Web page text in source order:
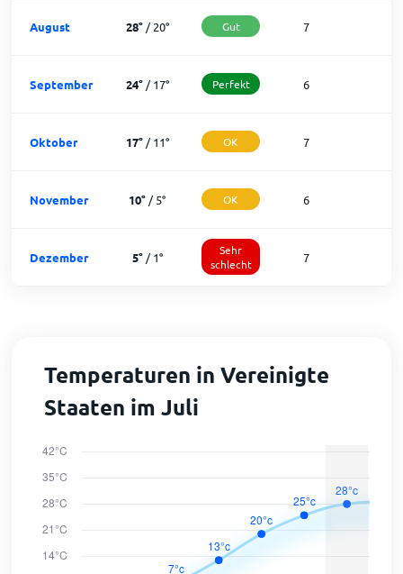
August 28°/20° Gut 7
September 24°/17° Perfekt 6
Oktober 17°/11° OK 7
November 10° /5° OK 6
Dezember 5°/1°
Sehr
schlecht
7
Temperaturen in Vereinigte
Staaten im Juli